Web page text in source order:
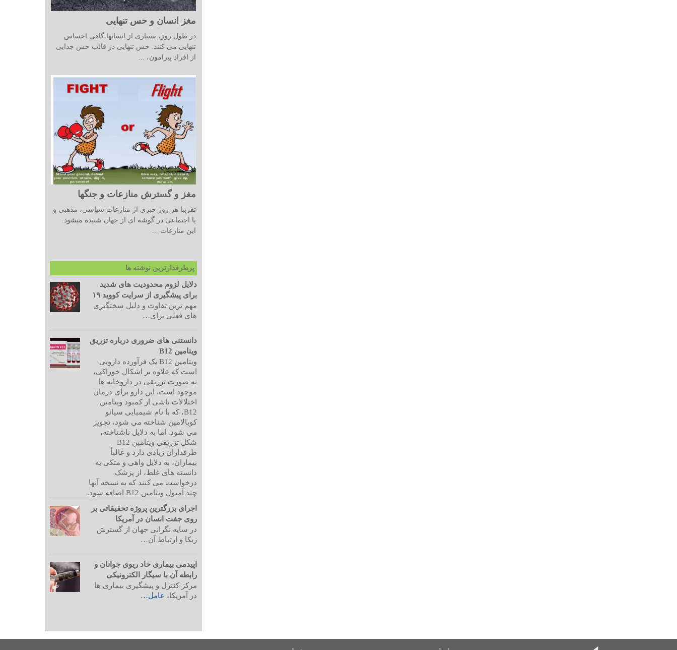
مغز انسان و حس تنهایی
در طول روز، بسیاری از انسانها گاهی احساس
تنهایی می کنند. حس تنهایی در قالب حس جدایی
از افراد پیرامون، ...
مغز و گسترش منازعات و جنگها
تقریبا هر روز خبری از منازعات سیاسی، مذهبی و
یا اجتماعی در گوشه ای از جهان شنیده میشود.
این منازعات ...
پرطرفدارترین نوشته ها
دلایل لزوم محدودیت های شدید
برای پیشگیری از سرایت کووید ۱۹
مهم ترین تفاوت و دلیل سختگیری
های فعلی برای…
دانستنی های ضروری درباره تزریق
ویتامین B12
ویتامین B12 یک فرآورده دارویی
است که علاوه بر اشکال خوراکی،
به صورت تزریقی در داروخانه ها
موجود است. این دارو برای درمان
اختلالات ناشی از کمبود ویتامین
B12، که با نام شیمیایی سیانو
کوبالامین شناخته می شود، تجویز
می شود. اما به دلایل ناشناخته،
شکل تزریقی ویتامین B12
طرفداران زیادی دارد و غالبأ
بیماران، به دلایل واهی و متکی به
دانسته های غلط، از پزشک
درخواست می کنند که به نسخه آنها
چند آمپول ویتامین B12 اضافه شود.
اجرای بزرگترین پروژه تحقیقاتی بر
روی جفت انسان در آمریکا
در سایه نگرانی جهان از گسترش
زیکا و ارتباط آن…
اپیدمی بیماری حاد ریوی جوانان و
رابطه آن با سیگار الکترونیکی
مرکز کنترل و پیشگیری بیماری ها
در آمریکا، عامل…